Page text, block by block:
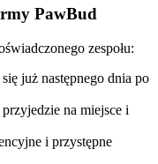
PawBud
zespołu:
już następnego dnia po
na miejsce i
i przystępne